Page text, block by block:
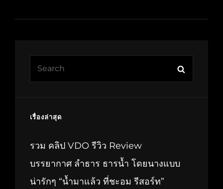
เรื่องล่าสุด
รวม คลิป VDO รีวิว Review
บรรยากาศ ลำธาร ธารน้ำ โดยนางแบบ
น่ารักๆ “น้ำมาแล้ว ที่ชะอม รีสอร์ท”